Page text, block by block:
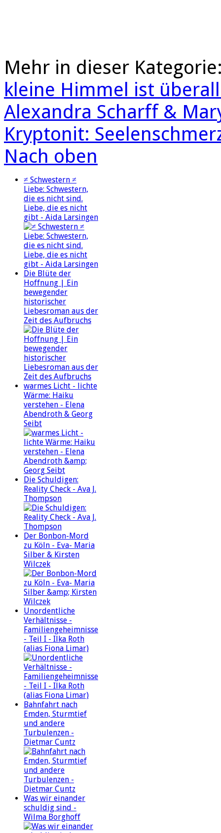
Mehr in dieser
kleine Himmel ist
Alexandra Scharff &
Kryptonit:
Nach oben
≠ Schwestern ≠
Liebe: Schwestern,
die es nicht sind.
Liebe, die es nicht
gibt - Aida Larsingen
Die Blüte der
Hoffnung | Ein
bewegender
historischer
Liebesroman aus der
Zeit des Aufbruchs
warmes Licht - lichte
Wärme: Haiku
verstehen - Elena
Abendroth & Georg
Seibt
Die Schuldigen:
Reality Check - Ava J.
Thompson
Der Bonbon-Mord
zu Köln - Eva- Maria
Silber & Kirsten
Wilczek
Unordentliche
Verhältnisse -
Familiengeheimnisse
- Teil I - Ilka Roth
(alias Fiona Limar)
Bahnfahrt nach
Emden, Sturmtief
und andere
Turbulenzen -
Dietmar Cuntz
Was wir einander
schuldig sind -
Wilma Borghoff